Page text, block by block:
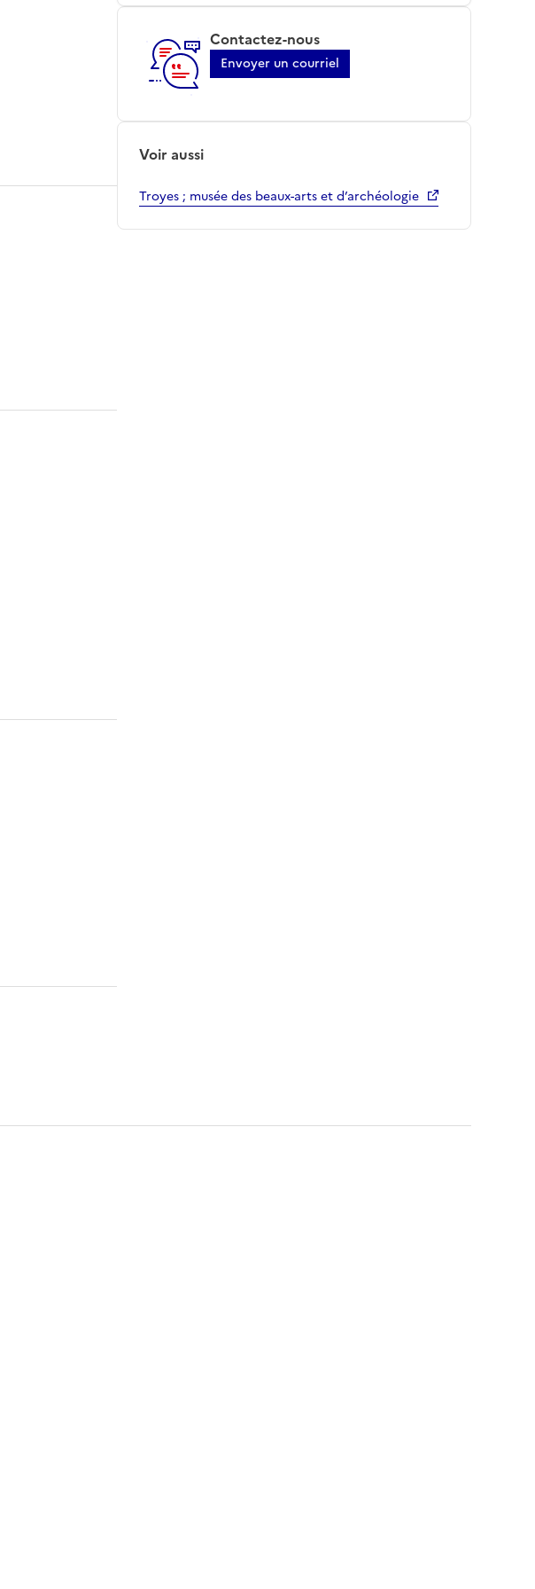
Contactez-nous
Envoyer un courriel
Voir aussi
Troyes ; musée des beaux-arts et d’archéologie